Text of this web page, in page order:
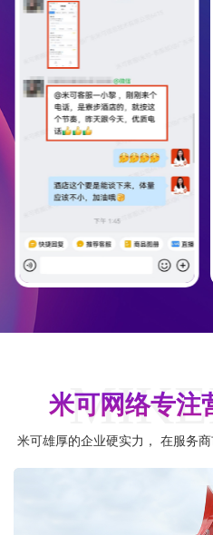
米可网络专注
米可雄厚的企业硬实力， 在服务